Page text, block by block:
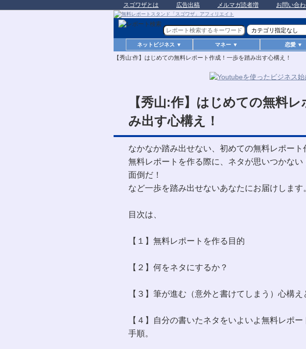
スゴワザとは 広告出稿 メルマガ読者増 お問い合
ネットビジネス ▼ マネー ▼ 恋愛 ▼
【秀山:作】はじめての無料レポート作成！一歩を踏み出す心構え！
【秀山:作】はじめての無料
み出す心構え！
なかなか踏み出せない、初めての無料レポート
無料レポートを作る際に、ネタが思いつかない
面倒だ！
など一歩を踏み出せないあなたにお届けします。
目次は、
【１】無料レポートを作る目的
【２】何をネタにするか？
【３】筆が進む（意外と書けてしまう）心構え
【４】自分の書いたネタをいよいよ無料レポー
手順。